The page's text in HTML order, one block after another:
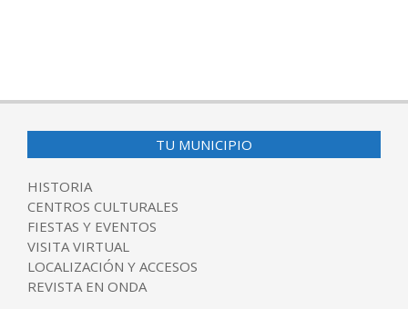
TU MUNICIPIO
HISTORIA
CENTROS CULTURALES
FIESTAS Y EVENTOS
VISITA VIRTUAL
LOCALIZACIÓN Y ACCESOS
REVISTA EN ONDA